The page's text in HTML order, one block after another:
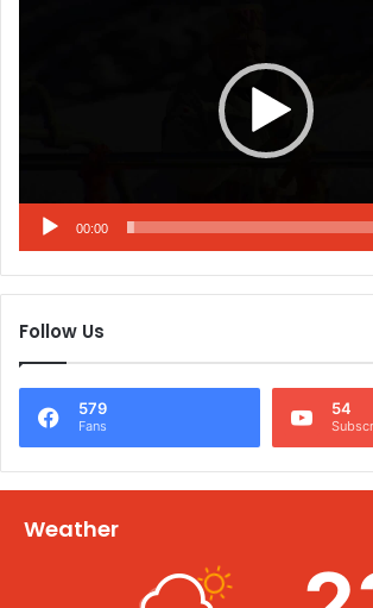
00:00
Follow Us
579
Fans
54
Weather